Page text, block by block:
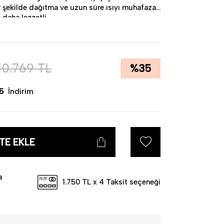
şekilde dağıtma ve uzun süre ısıyı muhafaza
lezzetli..
forging" yöntemi ile üretilmiştir.
paslanmaz çelik taban
delikli,düşme ve çarpmalara
TL %35
İndirim
EKLE
1.750 TL x 4 Taksit seçeneği